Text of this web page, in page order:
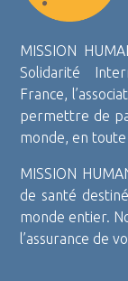
MISSION
Solidarité
France,
permettre de
monde, en
MISSION
de santé
monde entier.
l’assurance de